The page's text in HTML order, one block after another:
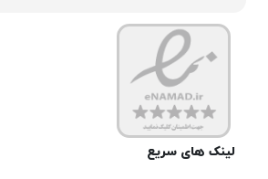
لینک های سریع